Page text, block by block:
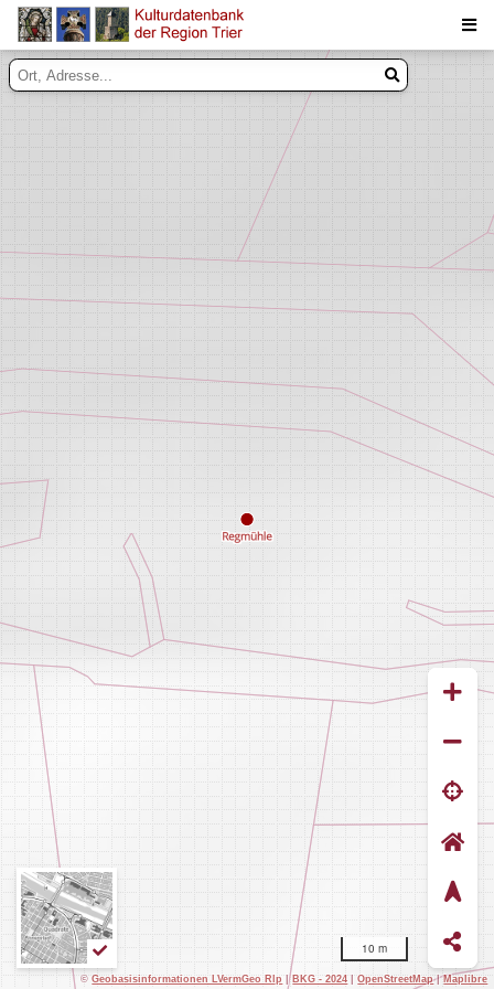
10 m
Suche
©Geobasisinformationen LVermGeo Rlp |BKG - 2024 |OpenStreetMap|Maplibre